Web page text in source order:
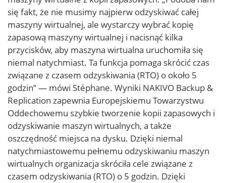
się fakt, że nie musimy najpierw odzyskiwać całej
maszyny wirtualnej, ale wystarczy wybrać kopię
zapasową maszyny wirtualnej i nacisnąć kilka
przycisków, aby maszyna wirtualna uruchomiła się
niemal natychmiast. Ta funkcja pomaga skrócić czas
związane z czasem odzyskiwania (RTO) o około 5
godzin” — mówi Stéphane. Wyniki NAKIVO Backup &
Replication zapewnia Europejskiemu Towarzystwu
Oddechowemu szybkie tworzenie kopii zapasowych i
odzyskiwanie maszyn wirtualnych, a także
oszczędność miejsca na dysku. Dzięki niemal
natychmiastowemu pełnemu odzyskiwaniu maszyn
wirtualnych organizacja skróciła cele związane z
czasem odzyskiwania (RTO) o 5 godzin. Dzięki